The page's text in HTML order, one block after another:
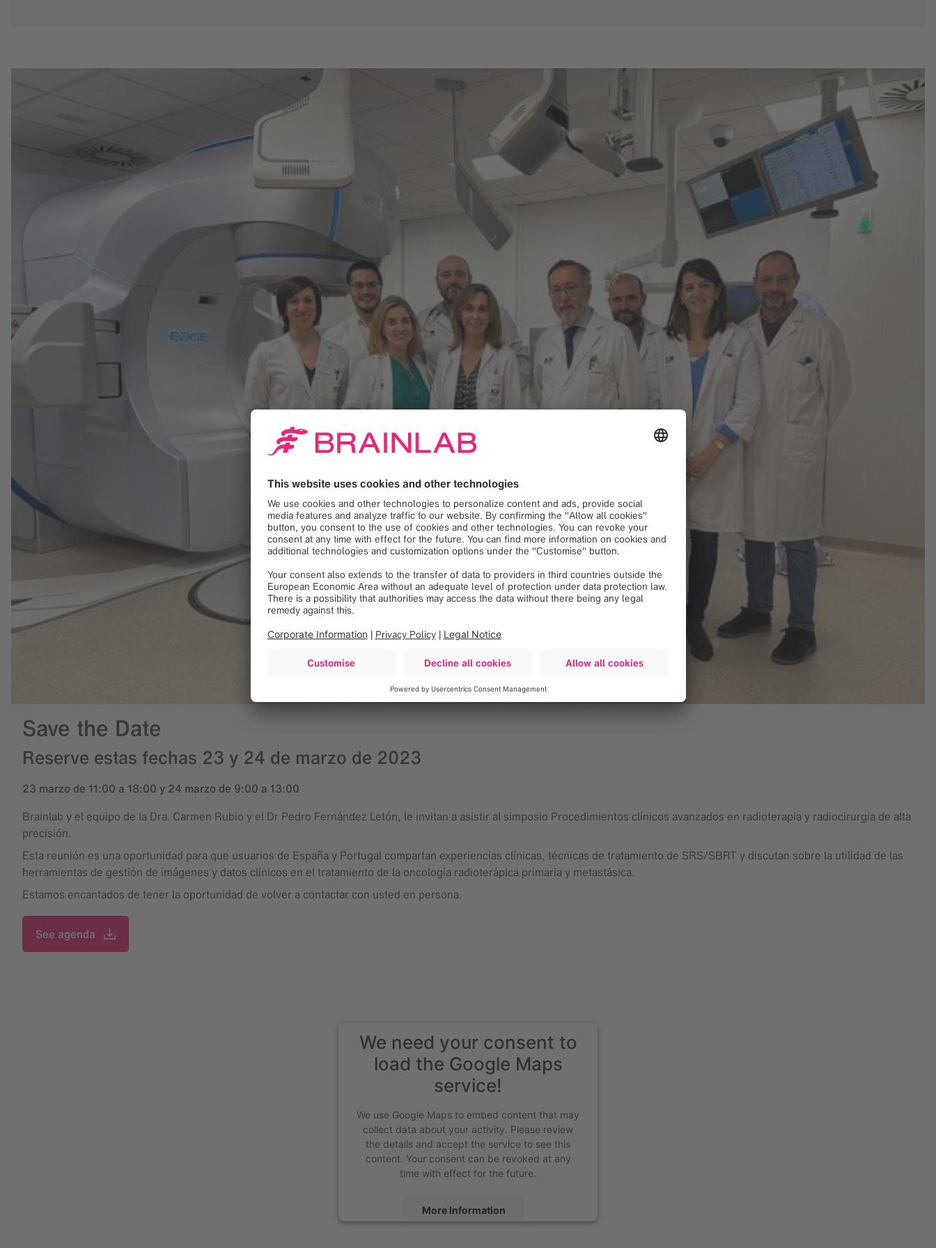
Save the Date
Reserve estas fechas 23 y 24 de marzo de 2023
23 marzo de 11:00 a 18:00 y 24 marzo de 9:00 a 13:00
Brainlab y el equipo de la Dra. Carmen Rubio y el Dr Pedro Fernández Letón, le invitan a asistir al simposio Procedimientos clínicos avanzados en radioterapia y radiocirurgia de alta
precisión.
Esta reunión es una oportunidad para que usuarios de España y Portugal compartan experiencias clínicas, técnicas de tratamiento de SRS/SBRT y discutan sobre la utilidad de las
herramientas de gestión de imágenes y datos clínicos en el tratamiento de la oncología radioterápica primaria y metastásica.
Estamos encantados de tener la oportunidad de volver a contactar con usted en persona.
See agenda
We need your consent to
load the Google Maps
service!
We use Google Maps to embed content that may
collect data about your activity. Please review
the details and accept the service to see this
content. Your consent can be revoked at any
time with effect for the future.
More Information